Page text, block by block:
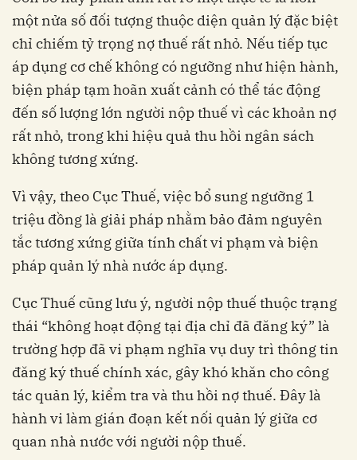
một nửa số đối tượng thuộc diện quản lý đặc biệt
chỉ chiếm tỷ trọng nợ thuế rất nhỏ. Nếu tiếp tục
áp dụng cơ chế không có ngưỡng như hiện hành,
biện pháp tạm hoãn xuất cảnh có thể tác động
đến số lượng lớn người nộp thuế vì các khoản nợ
rất nhỏ, trong khi hiệu quả thu hồi ngân sách
không tương xứng.
Vì vậy, theo Cục Thuế, việc bổ sung ngưỡng 1
triệu đồng là giải pháp nhằm bảo đảm nguyên
tắc tương xứng giữa tính chất vi phạm và biện
pháp quản lý nhà nước áp dụng.
Cục Thuế cũng lưu ý, người nộp thuế thuộc trạng
thái “không hoạt động tại địa chỉ đã đăng ký” là
trường hợp đã vi phạm nghĩa vụ duy trì thông tin
đăng ký thuế chính xác, gây khó khăn cho công
tác quản lý, kiểm tra và thu hồi nợ thuế. Đây là
hành vi làm gián đoạn kết nối quản lý giữa cơ
quan nhà nước với người nộp thuế.